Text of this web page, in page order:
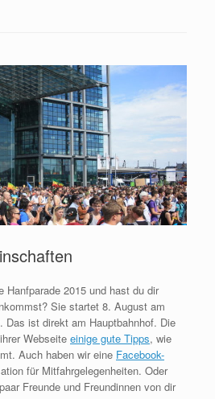
Hanfparade 2015 und hast du dir
Sie startet 8. August am
Das ist direkt am Hauptbahnhof. Die
Webseite einige gute Tipps, wie
Auch haben wir eine Facebook-
für Mitfahrgelegenheiten. Oder
Freunde und Freundinnen von dir